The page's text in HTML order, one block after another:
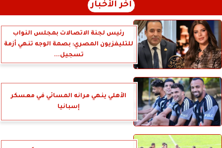
آخر الأخبار
رئيس لجنة الاتصالات بمجلس النواب
للتليفزيون المصري: بصمة الوجه تنهي أزمة
تسجيل...
الأهلي ينهي مرانه المسائي في معسكر
إسبانيا